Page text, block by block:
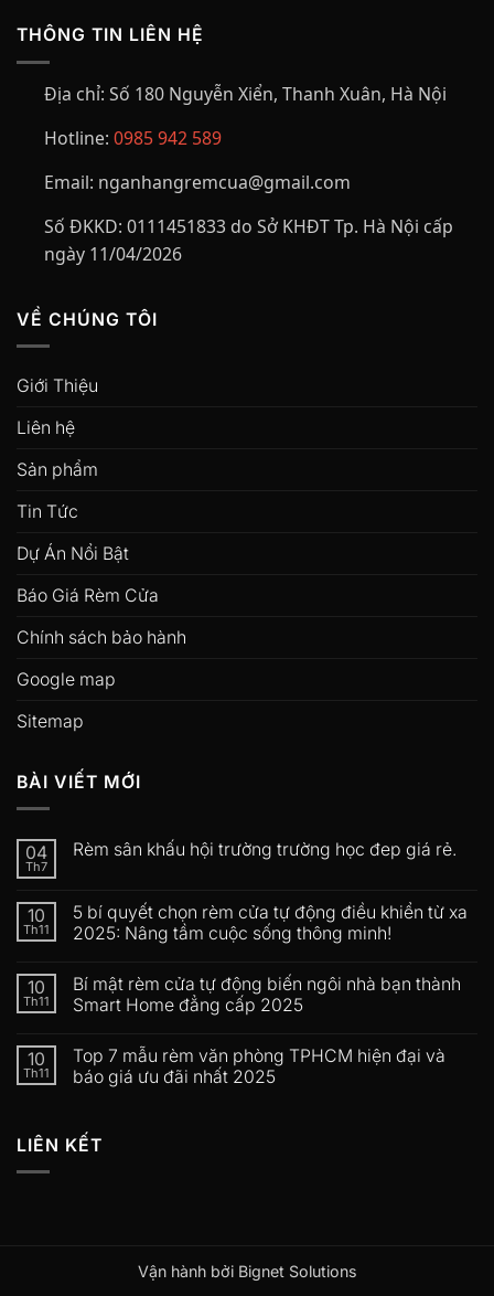
THÔNG TIN LIÊN HỆ
Địa chỉ: Số 180 Nguyễn Xiển, Thanh Xuân, Hà Nội
Hotline: 0985 942 589
Email: nganhangremcua@gmail.com
Số ĐKKD: 0111451833 do Sở KHĐT Tp. Hà Nội cấp
ngày 11/04/2026
VỀ CHÚNG TÔI
Giới Thiệu
Liên hệ
Sản phẩm
Tin Tức
Dự Án Nổi Bật
Báo Giá Rèm Cửa
Chính sách bảo hành
Google map
Sitemap
BÀI VIẾT MỚI
04
Th7
Rèm sân khấu hội trường trường học đep giá rẻ.
10
Th11
5 bí quyết chọn rèm cửa tự động điều khiển từ xa
2025: Nâng tầm cuộc sống thông minh!
10
Th11
Bí mật rèm cửa tự động biến ngôi nhà bạn thành
Smart Home đẳng cấp 2025
10
Th11
Top 7 mẫu rèm văn phòng TPHCM hiện đại và
báo giá ưu đãi nhất 2025
LIÊN KẾT
Vận hành bởi Bignet Solutions